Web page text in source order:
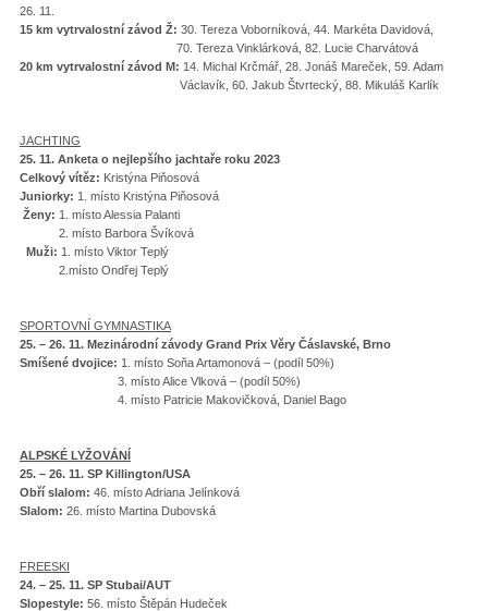
26. 11.
15 km vytrvalostní závod Ž: 30. Tereza Voborníková, 44. Markéta Davidová,
70. Tereza Vinklárková, 82. Lucie Charvátová
20 km vytrvalostní závod M: 14. Michal Krčmář, 28. Jonáš Mareček, 59. Adam
Václavík, 60. Jakub Štvrtecký, 88. Mikuláš Karlík
JACHTING
25. 11. Anketa o nejlepšího jachtaře roku 2023
Celkový vítěz: Kristýna Piňosová
Juniorky: 1. místo Kristýna Piňosová
Ženy: 1. místo Alessia Palanti
2. místo Barbora Švíková
Muži: 1. místo Viktor Teplý
2.místo Ondřej Teplý
SPORTOVNÍ GYMNASTIKA
25. – 26. 11. Mezinárodní závody Grand Prix Věry Čáslavské, Brno
Smíšené dvojice: 1. místo Soňa Artamonová – (podíl 50%)
3. místo Alice Vlková – (podíl 50%)
4. místo Patricie Makovičková, Daniel Bago
ALPSKÉ LYŽOVÁNÍ
25. – 26. 11. SP Killington/USA
Obří slalom: 46. místo Adriana Jelínková
Slalom: 26. místo Martina Dubovská
FREESKI
24. – 25. 11. SP Stubai/AUT
Slopestyle: 56. místo Štěpán Hudeček